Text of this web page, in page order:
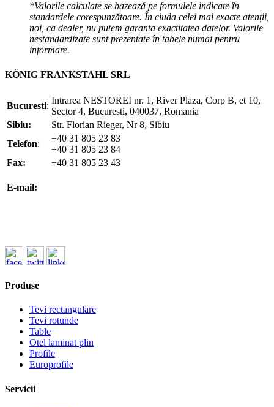
*Valorile calculate se bazează pe formulele indicate în
standardele corespunzătoare. În ciuda celei mai exacte atenții,
noi, ca dealer, nu putem garanta exactitatea datelor. Valorile
nestandardizate sunt prezentate în tabele numai pentru
informare.
KÖNIG FRANKSTAHL SRL
Bucuresti:
Intrarea NESTOREI nr. 1, River Plaza, Corp B, et 10,
Sector 4, Bucuresti, 040037, Romania
Sibiu:
Str. Florian Rieger, Nr 8, Sibiu
Telefon:
+40 31 805 23 83
+40 31 805 23 84
Fax:
+40 31 805 23 43
E-mail:
Produse
Tevi rectangulare
Tevi rotunde
Table
Otel laminat plin
Profile
Europrofile
Servicii